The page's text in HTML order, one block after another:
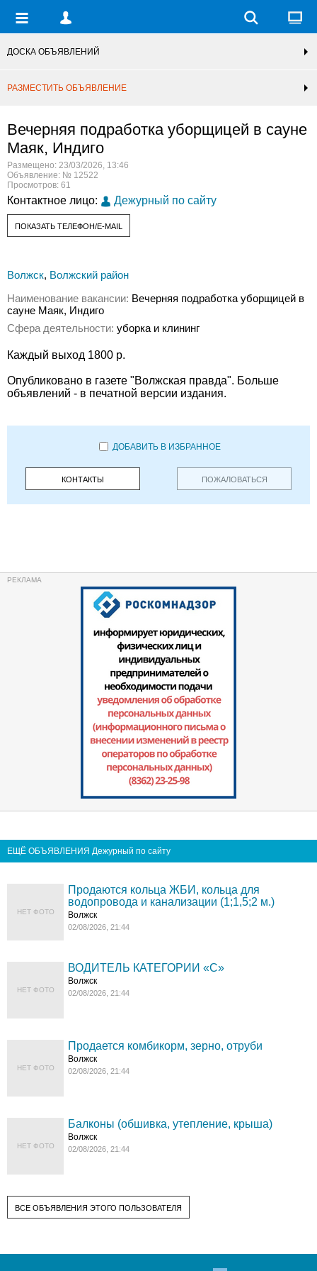
ДОСКА ОБЪЯВЛЕНИЙ
РАЗМЕСТИТЬ ОБЪЯВЛЕНИЕ
Вечерняя подработка уборщицей в сауне
Маяк, Индиго
Размещено: 23/03/2026, 13:46
Объявление: № 12522
Просмотров: 61
Контактное лицо: Дежурный по сайту
ПОКАЗАТЬ ТЕЛЕФОН/E-MAIL
Волжск, Волжский район
Наименование вакансии: Вечерняя подработка уборщицей в
сауне Маяк, Индиго
Сфера деятельности: уборка и клининг
Каждый выход 1800 р.
Опубликовано в газете "Волжская правда". Больше
объявлений - в печатной версии издания.
ДОБАВИТЬ В ИЗБРАННОЕ
КОНТАКТЫ ПОЖАЛОВАТЬСЯ
ЕЩЁ ОБЪЯВЛЕНИЯ Дежурный по сайту
НЕТ ФОТО
Продаются кольца ЖБИ, кольца для
водопровода и канализации (1;1,5;2 м.)
Волжск
02/08/2026, 21:44
НЕТ ФОТО
ВОДИТЕЛЬ КАТЕГОРИИ «C»
Волжск
02/08/2026, 21:44
НЕТ ФОТО
Продается комбикорм, зерно, отруби
Волжск
02/08/2026, 21:44
НЕТ ФОТО
Балконы (обшивка, утепление, крыша)
Волжск
02/08/2026, 21:44
ВСЕ ОБЪЯВЛЕНИЯ ЭТОГО ПОЛЬЗОВАТЕЛЯ